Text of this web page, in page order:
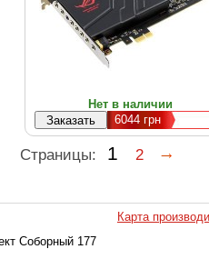
Нет в наличии
6044 грн
Страницы: 1 2
Карта
Соборный 177